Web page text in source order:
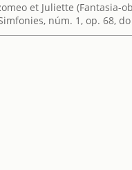
et Juliette (Fantasia-
núm. 1, op. 68,